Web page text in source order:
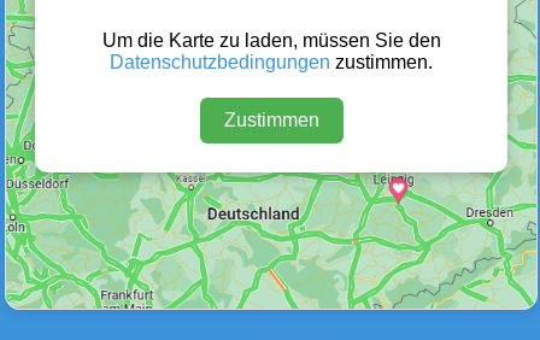
Defektes Fahrzeug
Um die Karte zu laden, müssen Sie den
Datenschutzbedingungen zustimmen.
Zustimmen